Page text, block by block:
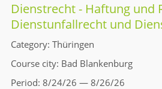
Dienstrecht - Haftung und
Dienstunfallrecht und
Category Thüringen
Course city Bad Blankenburg
Period 8/24/26 — 8/26/26